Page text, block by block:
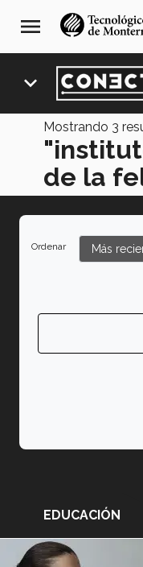
navegación
principal
menu
expand_more
Mostrando 3
de la
Ordenar
EDUCACIÓN